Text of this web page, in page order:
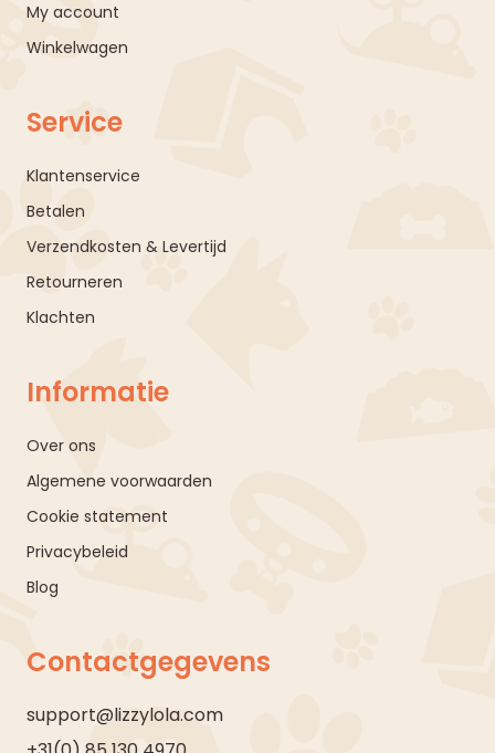
My account
Winkelwagen
Service
Klantenservice
Betalen
Verzendkosten & Levertijd
Retourneren
Klachten
Informatie
Over ons
Algemene voorwaarden
Cookie statement
Privacybeleid
Blog
Contactgegevens
support@lizzylola.com